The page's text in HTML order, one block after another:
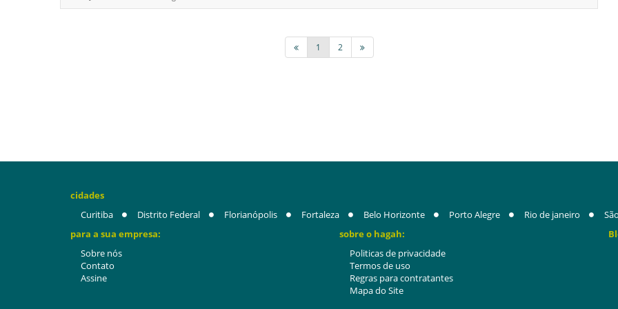
1 2
cidades
Curitiba
Distrito Federal Florianópolis Fortaleza Belo Horizonte Porto Alegre Rio de janeiro
para a sua empresa:
Sobre nós
Contato
Assine
sobre o hagah:
Politicas de privacidade
Termos de uso
Regras para contratantes
Mapa do Site